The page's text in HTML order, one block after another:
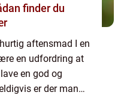
finder du
aftensmad I en
en udfordring at
en god og
er der mange